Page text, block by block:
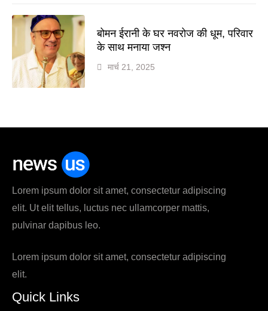
बोमन ईरानी के घर नवरोज की धूम, परिवार
के साथ मनाया जश्न
मार्च 21, 2025
Lorem ipsum dolor sit amet, consectetur adipiscing
elit. Ut elit tellus, luctus nec ullamcorper mattis,
pulvinar dapibus leo.
Lorem ipsum dolor sit amet, consectetur adipiscing
elit.
Quick Links